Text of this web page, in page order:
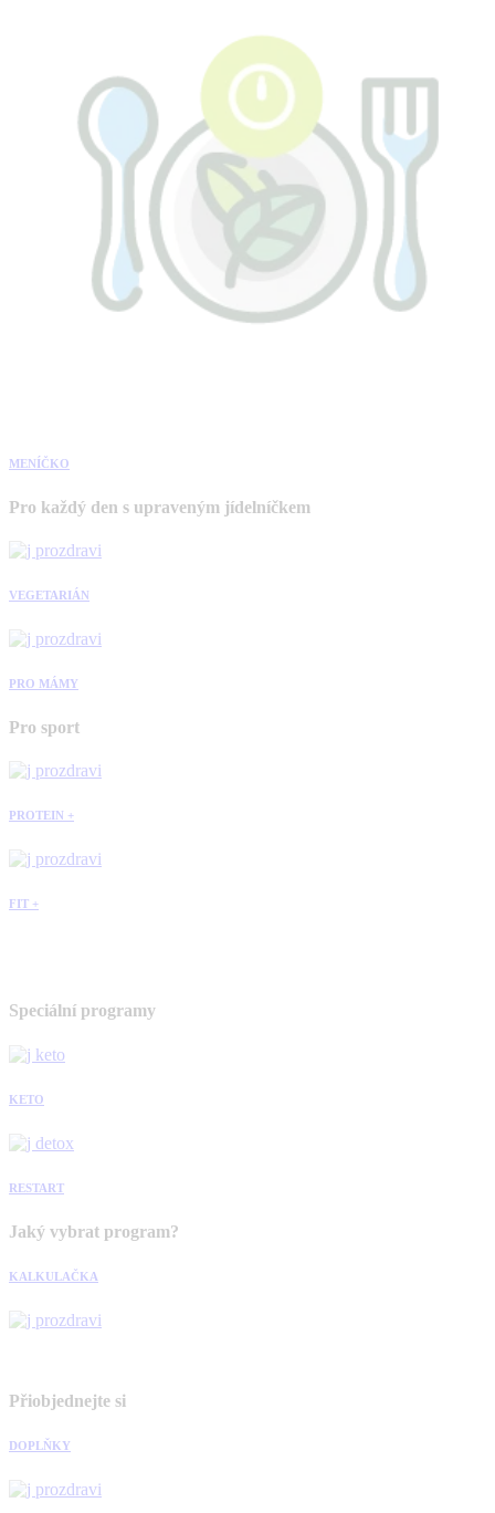
MENÍČKO
Pro každý den s upraveným jídelníčkem
VEGETARIÁN
PRO MÁMY
Pro sport
PROTEIN +
FIT +
Speciální programy
KETO
RESTART
Jaký vybrat program?
KALKULAČKA
Přiobjednejte si
DOPLŇKY